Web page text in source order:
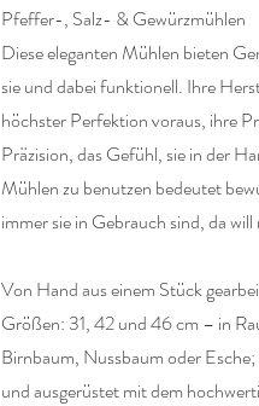
Pfeffer-, Salz- & Gewürzmühlen
Diese eleganten Mühlen bieten
sie und dabei funktionell. Ihre
höchster Perfektion voraus, ihre
Präzision, das Gefühl, sie in der
Mühlen zu benutzen bedeutet
immer sie in Gebrauch sind, da will
Von Hand aus einem Stück
Größen: 31, 42 und 46 cm – in
Birnbaum, Nussbaum oder
und ausgerüstet mit dem